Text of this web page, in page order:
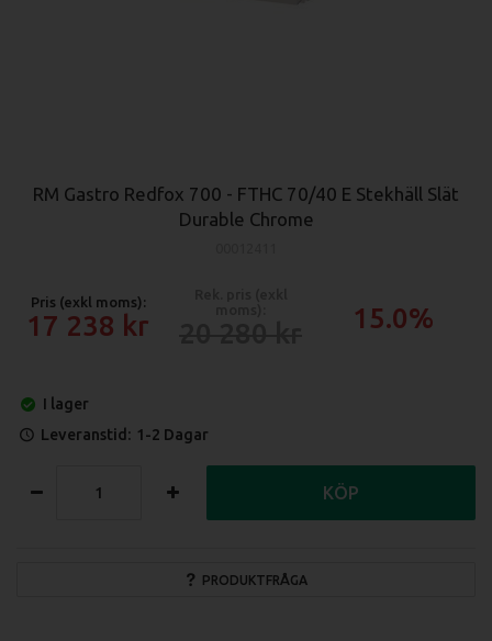
RM Gastro Redfox 700 - FTHC 70/40 E Stekhäll Slät
Durable Chrome
Pris (exkl moms):
17 238 15.0%
I lager
Leveranstid: 1-2 Dagar
PRODUKTFRÅGA
KÖP